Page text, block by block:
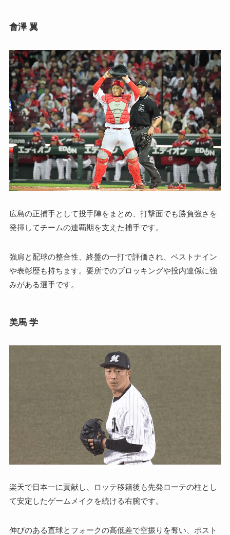
會澤 翼
広島の正捕手として投手陣をまとめ、打撃面でも勝負強さを
発揮してチームの連覇期を支えた捕手です。
強肩と配球の整合性、終盤の一打で評価され、ベストナイン
や表彰歴も持ちます。要所でのブロッキングや投内連係に強
みがある選手です。
美馬 学
楽天で日本一に貢献し、ロッテ移籍後も先発ローテの柱とし
て安定したゲームメイクを続ける右腕です。
伸びのある直球とフォークの高低差で空振りを奪い、ポスト